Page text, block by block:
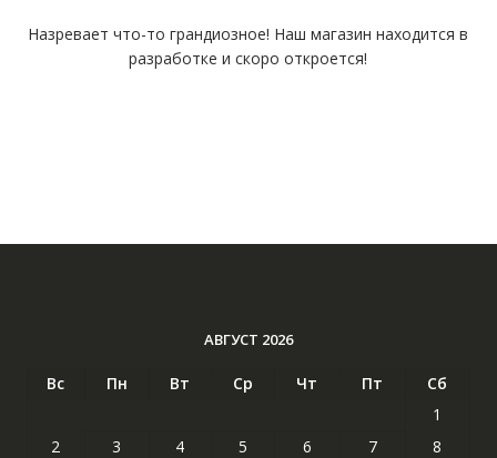
Назревает что-то грандиозное! Наш магазин находится в
разработке и скоро откроется!
АВГУСТ 2026
Вс Пн Вт Ср Чт Пт
Сб
1
2
3 4 5 6 7
8